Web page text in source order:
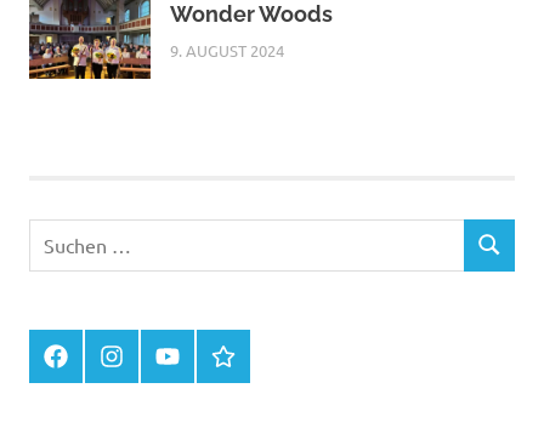
Wonder Woods
9. AUGUST 2024
Suchen
SUCHEN
FacebookInstagram
You
Tube
Kontakte
im
Haus